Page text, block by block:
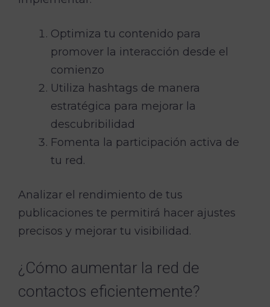
Optimiza tu contenido para
promover la interacción desde el
comienzo
Utiliza hashtags de manera
estratégica para mejorar la
descubribilidad
Fomenta la participación activa de
tu red.
Analizar el rendimiento de tus
publicaciones te permitirá hacer ajustes
precisos y mejorar tu visibilidad.
¿Cómo aumentar la red de
contactos eficientemente?